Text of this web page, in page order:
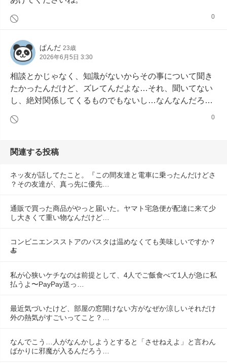
0
ぱんだ 23歳
2026年6月5日 3:30
相談とかじゃなく、知識がないからその事について聞き
たかったんだけど、ズレてんだよな…それ、聞いてない
し、絶対関係してくるものでもないし…なんなんだろ…
0
関連する投稿
ネッ友が話してたこと。『この間友達と電車に乗ったんだけどさ
？その友達が、真っ先に優先…
通販で買った商品がやっと届いた。ヤマト宅急便が配達に来て少
し大きくて重い物なんだけど…
コンビニエンスストアのパスタは温めなくても美味しいですか？
🍝
私が心狭いケチなのは前提として、4人でご飯食べて1人が急に私
払うよ〜PayPay送っ…
最近気づいたけど、部屋の窓開けない方がなぜか涼しいそれだけ
外の熱気がすごいってこと？…
なんでこう…人がなんかしようとすると「させねえよ」と言わん
ばかりに邪魔が入るんだろう…